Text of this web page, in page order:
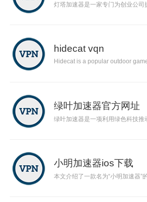
灯塔加速器是一家专门为创业公
hidecat vqn
Hidecat is a popular outdoor
绿叶加速器官方网址
绿叶加速器是一项利用绿色科技
小明加速器ios下载
本文介绍了一款名为“小明加速器